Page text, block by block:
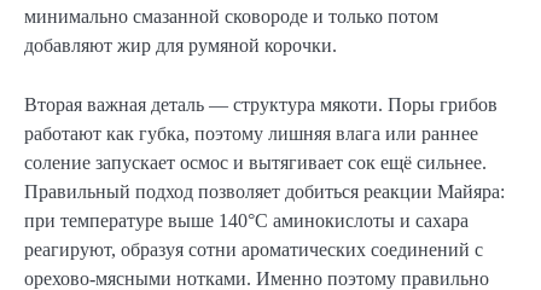
минимально смазанной сковороде и только потом
добавляют жир для румяной корочки.
Вторая важная деталь — структура мякоти. Поры грибов
работают как губка, поэтому лишняя влага или раннее
соление запускает осмос и вытягивает сок ещё сильнее.
Правильный подход позволяет добиться реакции Майяра:
при температуре выше 140°C аминокислоты и сахара
реагируют, образуя сотни ароматических соединений с
орехово-мясными нотками. Именно поэтому правильно